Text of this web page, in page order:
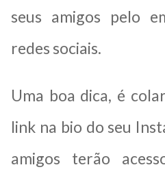
seus amigos pelo
redes sociais.
Uma boa dica, é
link na bio do seu
amigos terão